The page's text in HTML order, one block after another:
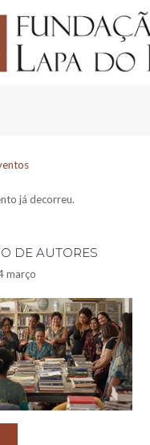
já decorreu.
DE AUTORES
março